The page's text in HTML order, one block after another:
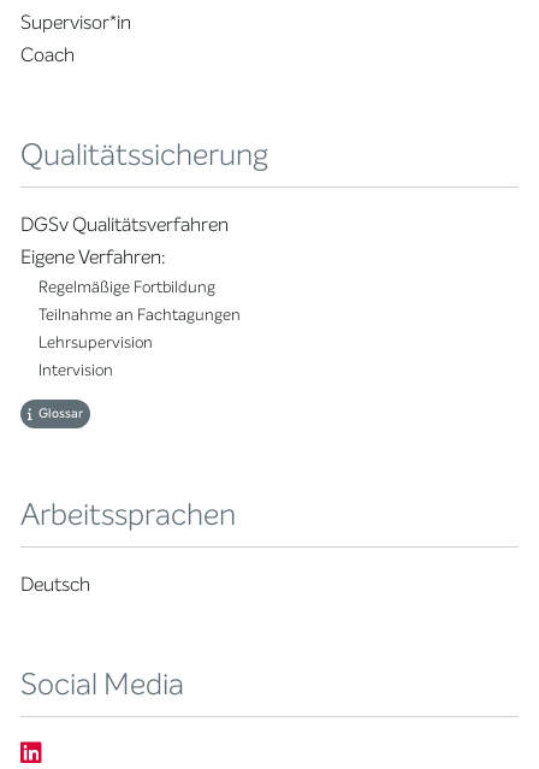
Supervisor*in
Coach
Qualitätssicherung
DGSv Qualitätsverfahren
Eigene Verfahren:
Regelmäßige Fortbildung
Teilnahme an Fachtagungen
Lehrsupervision
Intervision
Glossar
Arbeitssprachen
Deutsch
Social Media